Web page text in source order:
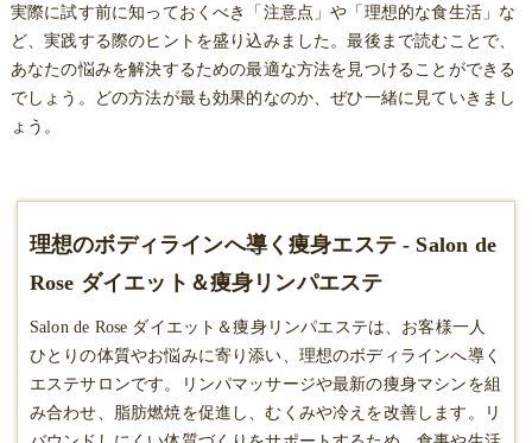
実際に試す前に知っておくべき「注意点」や「理想的な食生活」な
ど、実践する際のヒントを盛り込みました。最後まで読むことで、
あなたの悩みを解決するための最適な方法を見つけることができる
でしょう。どの方法が最も効果的なのか、ぜひ一緒に見ていきまし
ょう。
理想のボディラインへ導く痩身エステ - Salon de
Rose ダイエット＆痩身リンパエステ
Salon de Rose ダイエット＆痩身リンパエステは、お客様一人
ひとりの体質やお悩みに寄り添い、理想のボディラインへ導く
エステサロンです。リンパマッサージや最新の痩身マシンを組
み合わせ、脂肪燃焼を促進し、むくみや冷えを改善します。リ